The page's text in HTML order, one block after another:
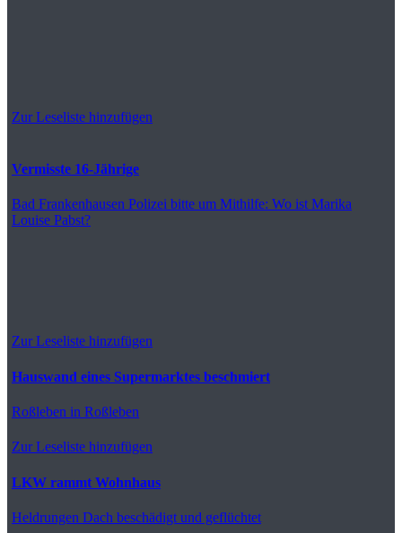
Zur Leseliste hinzufügen
Vermisste 16-Jährige
Bad Frankenhausen Polizei bitte um Mithilfe: Wo ist Marika
Louise Pabst?
Zur Leseliste hinzufügen
Hauswand eines Supermarktes beschmiert
Roßleben in Roßleben
Zur Leseliste hinzufügen
LKW rammt Wohnhaus
Heldrungen Dach beschädigt und geflüchtet